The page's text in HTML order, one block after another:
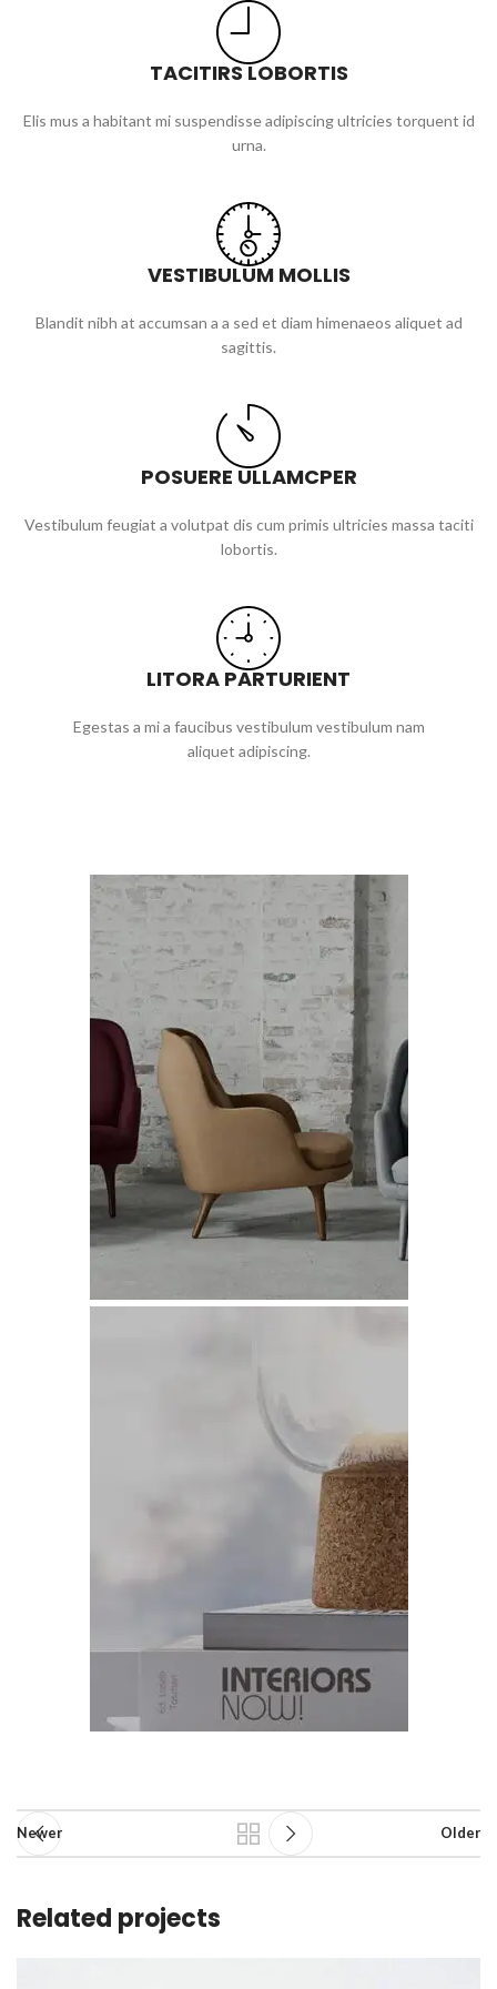
TACITIRS LOBORTIS
Elis mus a habitant mi suspendisse adipiscing ultricies torquent id
urna.
VESTIBULUM MOLLIS
Blandit nibh at accumsan a a sed et diam himenaeos aliquet ad
sagittis.
POSUERE ULLAMCPER
Vestibulum feugiat a volutpat dis cum primis ultricies massa taciti
lobortis.
LITORA PARTURIENT
Egestas a mi a faucibus vestibulum vestibulum nam
aliquet adipiscing.
Newer Older
Related projects